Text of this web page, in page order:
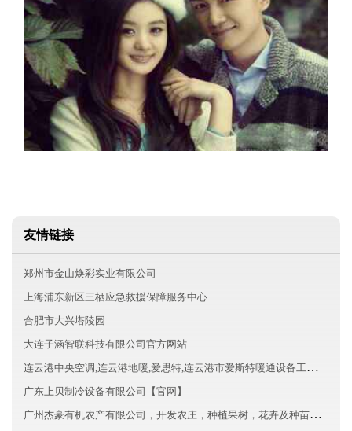
....
友情链接
郑州市金山焕彩实业有限公司
上海浦东新区三栖应急救援保障服务中心
合肥市大兴塔陵园
大连子涵智联科技有限公司官方网站
连云港中央空调,连云港地暖,爱思特,连云港市爱斯特暖通设备工程有限公司
广东上贝制冷设备有限公司【官网】
广州杰豪有机农产有限公司，开发农庄，种植果树，花卉及种苗繁殖，禽畜水产养殖及加工